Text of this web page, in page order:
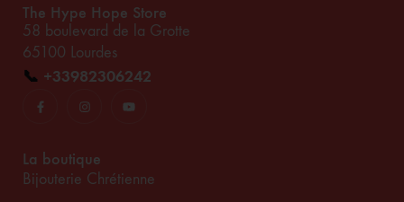
The Hype Hope Store
58 boulevard de la Grotte
65100 Lourdes
📞 +33982306242
La boutique
Bijouterie Chrétienne